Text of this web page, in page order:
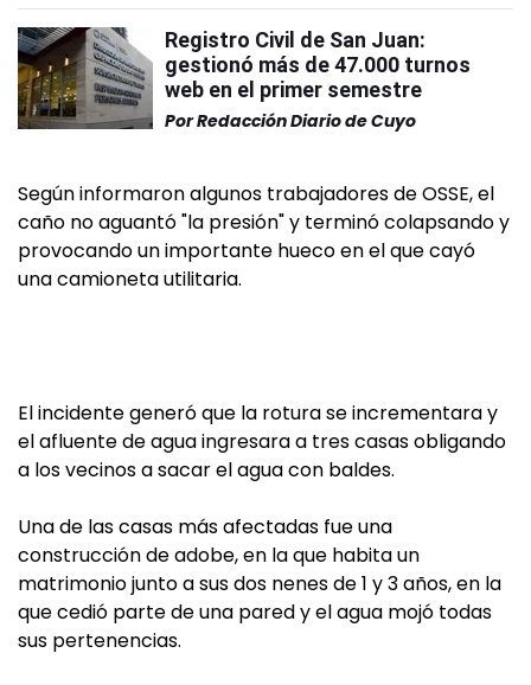
Registro Civil de San Juan:
gestionó más de 47.000 turnos
web en el primer semestre
PorRedacción Diario de Cuyo
Según informaron algunos trabajadores de OSSE, el
caño no aguantó "la presión" y terminó colapsando y
provocando un importante hueco en el que cayó
una camioneta utilitaria.
El incidente generó que la rotura se incrementara y
el afluente de agua ingresara a tres casas obligando
a los vecinos a sacar el agua con baldes.
Una de las casas más afectadas fue una
construcción de adobe, en la que habita un
matrimonio junto a sus dos nenes de 1 y 3 años, en la
que cedió parte de una pared y el agua mojó todas
sus pertenencias.